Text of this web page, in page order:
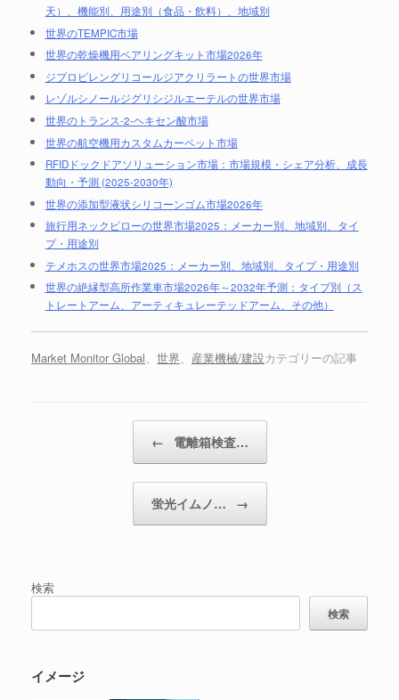
天）、機能別、用途別（食品・飲料）、地域別
世界のTEMPIC市場
世界の乾燥機用ベアリングキット市場2026年
ジプロピレングリコールジアクリラートの世界市場
レゾルシノールジグリシジルエーテルの世界市場
世界のトランス-2-ヘキセン酸市場
世界の航空機用カスタムカーペット市場
RFIDドックドアソリューション市場：市場規模・シェア分析、成長
動向・予測 (2025-2030年)
世界の添加型液状シリコーンゴム市場2026年
旅行用ネックピローの世界市場2025：メーカー別、地域別、タイ
プ・用途別
テメホスの世界市場2025：メーカー別、地域別、タイプ・用途別
世界の絶縁型高所作業車市場2026年～2032年予測：タイプ別（ス
トレートアーム、アーティキュレーテッドアーム、その他）
Market Monitor Global、 世界、 産業機械/建設カテゴリーの記事
← 電離箱検査…
蛍光イムノ… →
検索
検索
イメージ